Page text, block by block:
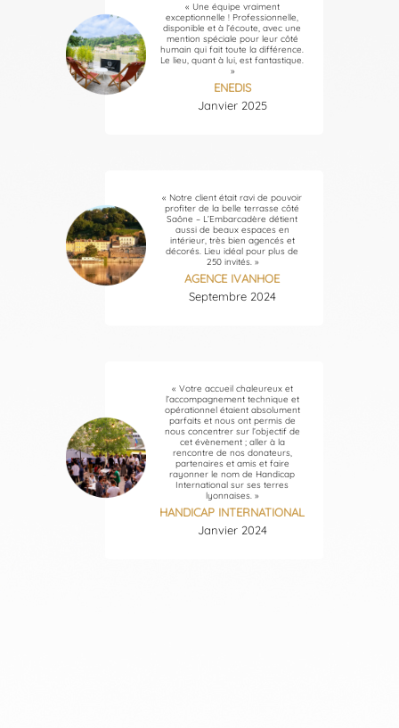
« Une équipe vraiment
exceptionnelle ! Professionnelle,
disponible et à l’écoute, avec une
mention spéciale pour leur côté
humain qui fait toute la différence.
Le lieu, quant à lui, est fantastique.
»
ENEDIS
Janvier 2025
« Notre client était ravi de pouvoir
profiter de la belle terrasse côté
Saône – L’Embarcadère détient
aussi de beaux espaces en
intérieur, très bien agencés et
décorés. Lieu idéal pour plus de
250 invités. »
AGENCE IVANHOE
Septembre 2024
« Votre accueil chaleureux et
l’accompagnement technique et
opérationnel étaient absolument
parfaits et nous ont permis de
nous concentrer sur l’objectif de
cet évènement ; aller à la
rencontre de nos donateurs,
partenaires et amis et faire
rayonner le nom de Handicap
International sur ses terres
lyonnaises. »
HANDICAP INTERNATIONAL
Janvier 2024